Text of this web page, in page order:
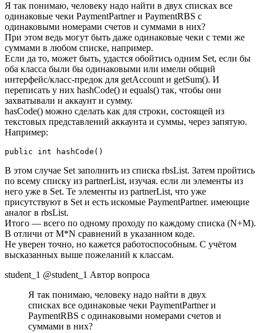
Я так понимаю, человеку надо найти в двух списках все
одинаковые чеки PaymentPartner и PaymentRBS с
одинаковыми номерами счетов и суммами в них?
При этом ведь могут быть даже одинаковые чеки с теми же
суммами в любом списке, например.
Если да то, может быть, удастся обойтись одним Set, если бы
оба класса были бы одинаковыми или имели общий
интерфейс/класс-предок для getAccount и getSum(). И
переписать у них hashCode() и equals() так, чтобы они
захватывали и аккаунт и сумму.
hasCode() можно сделать как для строки, состоящей из
текстовых представлений аккаунта и суммы, через запятую.
Например:
public int hashCode()
В этом случае Set заполнить из списка rbsList. Затем пройтись
по всему списку из partnerList, изучая. если ли элементы из
него уже в Set. Те элементы из partnerList, что уже
присутствуют в Set и есть искомые PaymentPartner. имеющие
аналог в rbsList.
Итого — всего по одному проходу по каждому списка (N+M).
В отличи от M*N сравнений в указанном коде.
Не уверен точно, но кажется работоспособным. С учётом
высказанных выше пожеланий к классам.
student_1 @student_1 Автор вопроса
Я так понимаю, человеку надо найти в двух
списках все одинаковые чеки PaymentPartner и
PaymentRBS с одинаковыми номерами счетов и
суммами в них?